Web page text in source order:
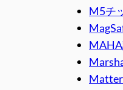
M5チ